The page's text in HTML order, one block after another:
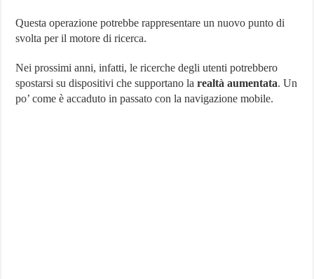
Occhiali
per
Questa operazione potrebbe rappresentare un nuovo punto di
svolta per il motore di ricerca.
Nei prossimi anni, infatti, le ricerche degli utenti potrebbero
spostarsi su dispositivi che supportano larealtà aumentata. Un
po’ come è accaduto in passato con la navigazione mobile.